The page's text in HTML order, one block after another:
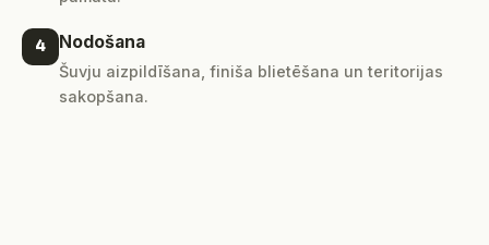
4 Nodošana
Šuvju aizpildīšana, finiša blietēšana un teritorijas
sakopšana.